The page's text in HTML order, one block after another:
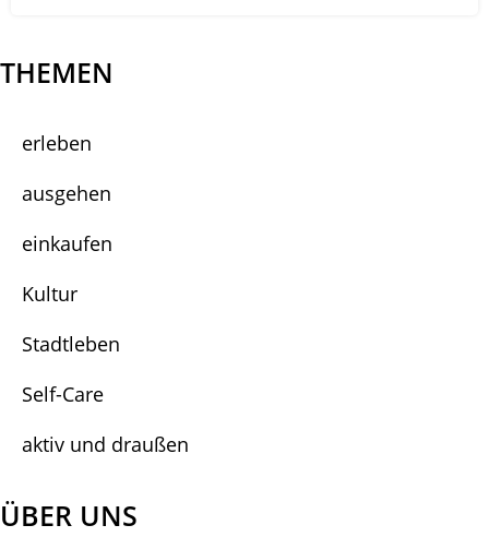
THEMEN
erleben
ausgehen
einkaufen
Kultur
Stadtleben
Self-Care
aktiv und draußen
ÜBER UNS